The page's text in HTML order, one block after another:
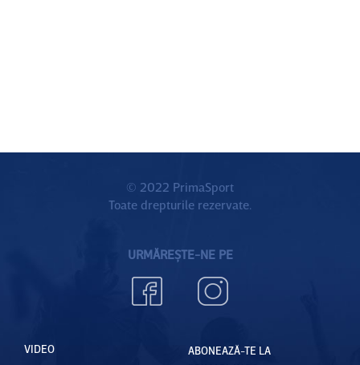
© 2022 PrimaSport
Toate drepturile rezervate.
URMĂREȘTE-NE PE
VIDEO
ABONEAZĂ-TE LA